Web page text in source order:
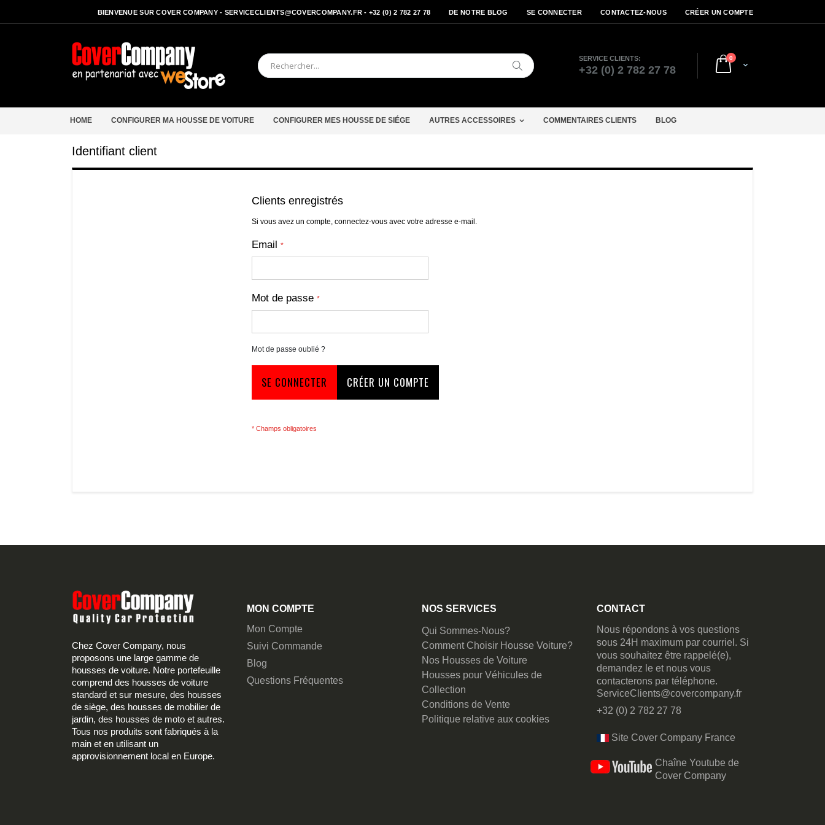
BIENVENUE SUR COVER COMPANY - SERVICECLIENTS@COVERCOMPANY.FR - +32 (0) 2 782 27 78 DE NOTRE BLOG SE CONNECTER CONTACTEZ-NOUS CRÉER UN COMPTE
Cart
0articles
Chercher
SERVICE CLIENTS:
+32 (0) 2 782 27 78
HOME CONFIGURER MA HOUSSE DE VOITURE CONFIGURER MES HOUSSE DE SIÉGE AUTRES ACCESSOIRES COMMENTAIRES CLIENTS BLOG
Identifiant client
Clients enregistrés
Si vous avez un compte, connectez-vous avec votre adresse e-mail.
Email
Mot de passe
Mot de passe oublié ?
SE CONNECTER CRÉER UN COMPTE
Chez Cover Company, nous
proposons une large gamme de
housses de voiture. Notre portefeuille
comprend des housses de voiture
standard et sur mesure, des housses
de siège, des housses de mobilier de
jardin, des housses de moto et autres.
Tous nos produits sont fabriqués à la
main et en utilisant un
approvisionnement local en Europe.
MON COMPTE
Mon Compte
Suivi Commande
Blog
Questions Fréquentes
NOS SERVICES
Qui Sommes-Nous?
Comment Choisir Housse Voiture?
Nos Housses de Voiture
Housses pour Véhicules de
Collection
Conditions de Vente
Politique relative aux cookies
CONTACT
Nous répondons à vos questions
sous 24H maximum par courriel. Si
vous souhaitez être rappelé(e),
demandez le et nous vous
contacterons par téléphone.
ServiceClients@covercompany.fr
+32 (0) 2 782 27 78
Site Cover Company France
Chaîne Youtube de
Cover Company